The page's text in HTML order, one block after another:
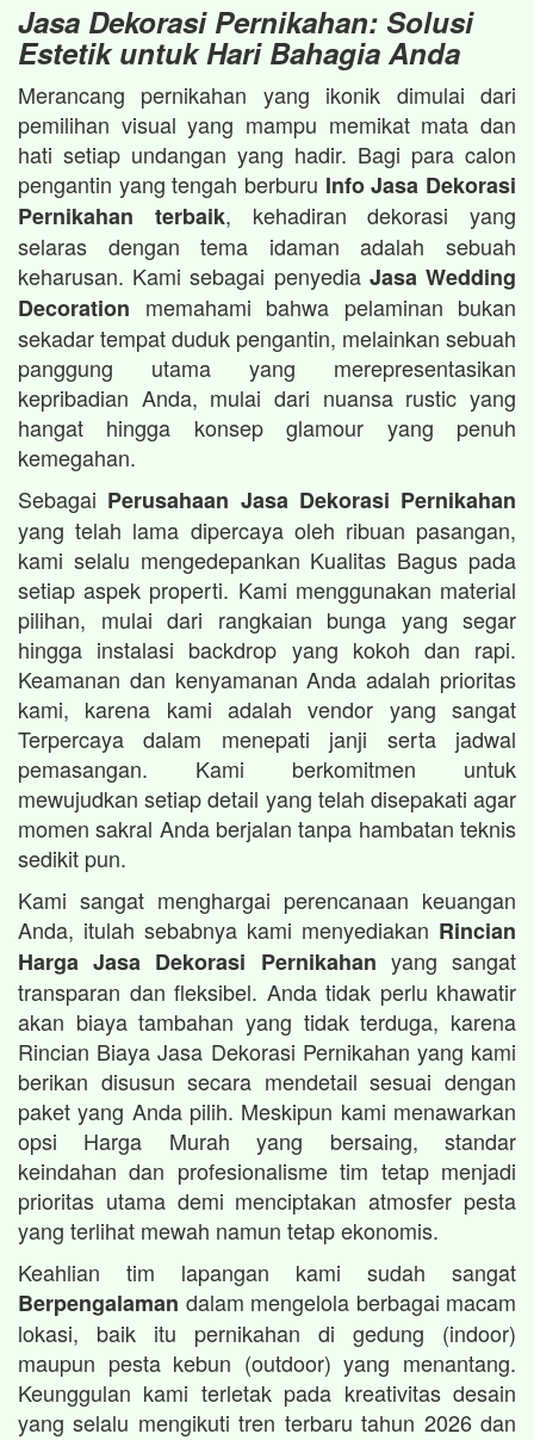
Jasa Dekorasi Pernikahan: Solusi
Estetik untuk Hari Bahagia Anda
Merancang pernikahan yang ikonik dimulai dari
pemilihan visual yang mampu memikat mata dan
hati setiap undangan yang hadir. Bagi para calon
pengantin yang tengah berburu Info Jasa Dekorasi
Pernikahan terbaik, kehadiran dekorasi yang
selaras dengan tema idaman adalah sebuah
keharusan. Kami sebagai penyedia Jasa Wedding
Decoration memahami bahwa pelaminan bukan
sekadar tempat duduk pengantin, melainkan sebuah
panggung utama yang merepresentasikan
kepribadian Anda, mulai dari nuansa rustic yang
hangat hingga konsep glamour yang penuh
kemegahan.
Sebagai Perusahaan Jasa Dekorasi Pernikahan
yang telah lama dipercaya oleh ribuan pasangan,
kami selalu mengedepankan Kualitas Bagus pada
setiap aspek properti. Kami menggunakan material
pilihan, mulai dari rangkaian bunga yang segar
hingga instalasi backdrop yang kokoh dan rapi.
Keamanan dan kenyamanan Anda adalah prioritas
kami, karena kami adalah vendor yang sangat
Terpercaya dalam menepati janji serta jadwal
pemasangan. Kami berkomitmen untuk
mewujudkan setiap detail yang telah disepakati agar
momen sakral Anda berjalan tanpa hambatan teknis
sedikit pun.
Kami sangat menghargai perencanaan keuangan
Anda, itulah sebabnya kami menyediakan Rincian
Harga Jasa Dekorasi Pernikahan yang sangat
transparan dan fleksibel. Anda tidak perlu khawatir
akan biaya tambahan yang tidak terduga, karena
Rincian Biaya Jasa Dekorasi Pernikahan yang kami
berikan disusun secara mendetail sesuai dengan
paket yang Anda pilih. Meskipun kami menawarkan
opsi Harga Murah yang bersaing, standar
keindahan dan profesionalisme tim tetap menjadi
prioritas utama demi menciptakan atmosfer pesta
yang terlihat mewah namun tetap ekonomis.
Keahlian tim lapangan kami sudah sangat
Berpengalaman dalam mengelola berbagai macam
lokasi, baik itu pernikahan di gedung (indoor)
maupun pesta kebun (outdoor) yang menantang.
Keunggulan kami terletak pada kreativitas desain
yang selalu mengikuti tren terbaru tahun 2026 dan